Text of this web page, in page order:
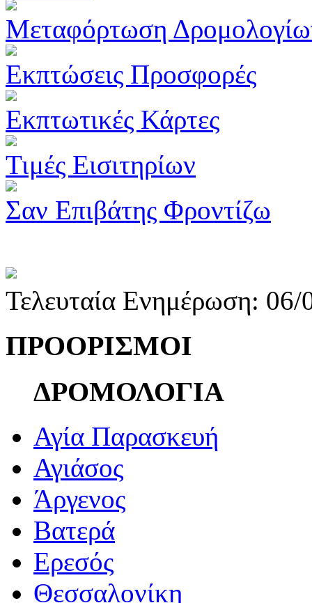
Μεταφόρτωση
Εκπτώσεις Προσφορές
Εκπτωτικές Κάρτες
Τιμές Εισιτηρίων
Σαν Επιβάτης Φροντίζω
Τελευταία Ενημέρωση:
ΠΡΟΟΡΙΣΜΟΙ
ΔΡΟΜΟΛΟΓΙΑ
Αγία Παρασκευή
Αγιάσος
Άργενος
Βατερά
Ερεσός
Θεσσαλονίκη